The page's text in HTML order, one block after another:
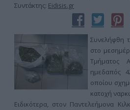
Συντάκτης: Eidisis.gr
Συνελήφθη
στο
Τμήματος
ημεδαπός
οποίου
κατοχή
Ειδικότερα, στον Παντελεήμονα